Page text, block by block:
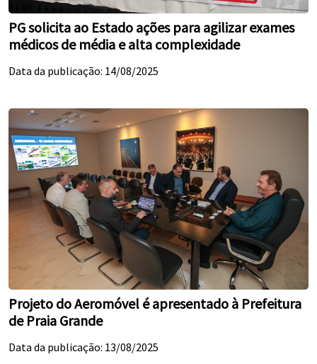
PG solicita ao Estado ações para agilizar exames
médicos de média e alta complexidade
Data da publicação: 14/08/2025
Projeto do Aeromóvel é apresentado à Prefeitura
de Praia Grande
Data da publicação: 13/08/2025